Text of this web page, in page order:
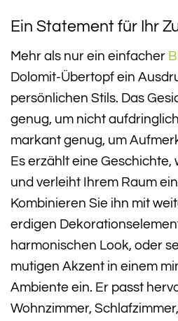
Ein Statement für Ihr
Mehr als nur ein einfacher
Dolomit-Übertopf ein
persönlichen Stils. Das
genug, um nicht
markant genug, um
Es erzählt eine Geschichte,
und verleiht Ihrem Raum
Kombinieren Sie ihn mit
erdigen
harmonischen Look, oder
mutigen Akzent in einem
Ambiente ein. Er passt
Wohnzimmer,